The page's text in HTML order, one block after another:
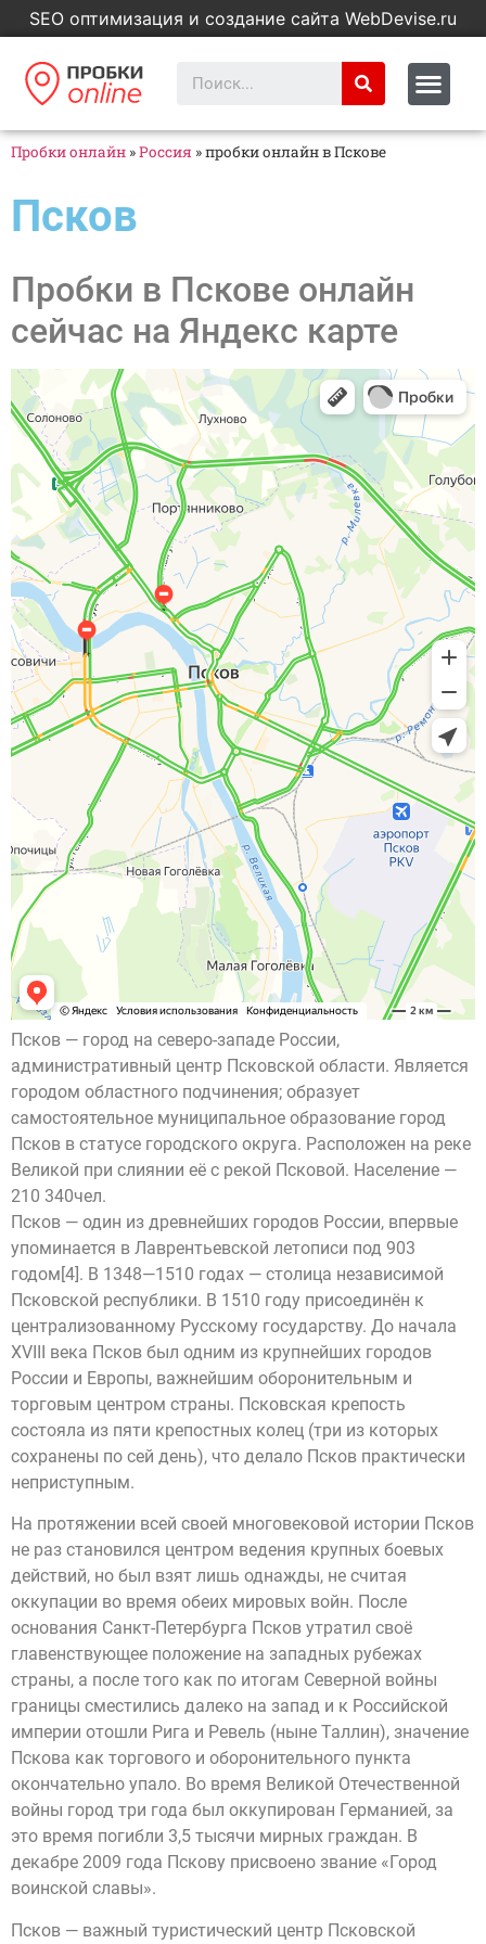
SEO оптимизация и создание сайта WebDevise.ru
Пробки онлайн »Россия »пробки онлайн в Пскове
Псков
Пробки в Пскове онлайн
сейчас на Яндекс карте
Псков — город на северо-западе России,
административный центр Псковской области. Является
городом областного подчинения; образует
самостоятельное муниципальное образование город
Псков в статусе городского округа. Расположен на реке
Великой при слиянии её с рекой Псковой. Население —
210 340чел.
Псков — один из древнейших городов России, впервые
упоминается в Лаврентьевской летописи под 903
годом[4]. В 1348—1510 годах — столица независимой
Псковской республики. В 1510 году присоединён к
централизованному Русскому государству. До начала
XVIII века Псков был одним из крупнейших городов
России и Европы, важнейшим оборонительным и
торговым центром страны. Псковская крепость
состояла из пяти крепостных колец (три из которых
сохранены по сей день), что делало Псков практически
неприступным.
На протяжении всей своей многовековой истории Псков
не раз становился центром ведения крупных боевых
действий, но был взят лишь однажды, не считая
оккупации во время обеих мировых войн. После
основания Санкт-Петербурга Псков утратил своё
главенствующее положение на западных рубежах
страны, а после того как по итогам Северной войны
границы сместились далеко на запад и к Российской
империи отошли Рига и Ревель (ныне Таллин), значение
Пскова как торгового и оборонительного пункта
окончательно упало. Во время Великой Отечественной
войны город три года был оккупирован Германией, за
это время погибли 3,5 тысячи мирных граждан. В
декабре 2009 года Пскову присвоено звание «Город
воинской славы».
Псков — важный туристический центр Псковской